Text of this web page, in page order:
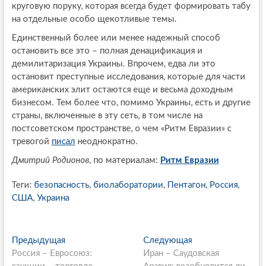
круговую поруку, которая всегда будет формировать табу
на отдельные особо щекотливые темы.
Единственный более или менее надежный способ
остановить все это – полная денацификация и
демилитаризация Украины. Впрочем, едва ли это
остановит преступные исследования, которые для части
американских элит остаются еще и весьма доходным
бизнесом. Тем более что, помимо Украины, есть и другие
страны, включенные в эту сеть, в том числе на
постсоветском пространстве, о чем «Ритм Евразии» с
тревогой писал неоднократно.
Дмитрий Родионов, по материалам: Ритм Евразии
Теги: безопасность, биолаборатории, Пентагон, Россия,
США, Украина
PПредыдущаяП
р
Россия – Евросоюз:
Следующая
л
Иран – Саудовская